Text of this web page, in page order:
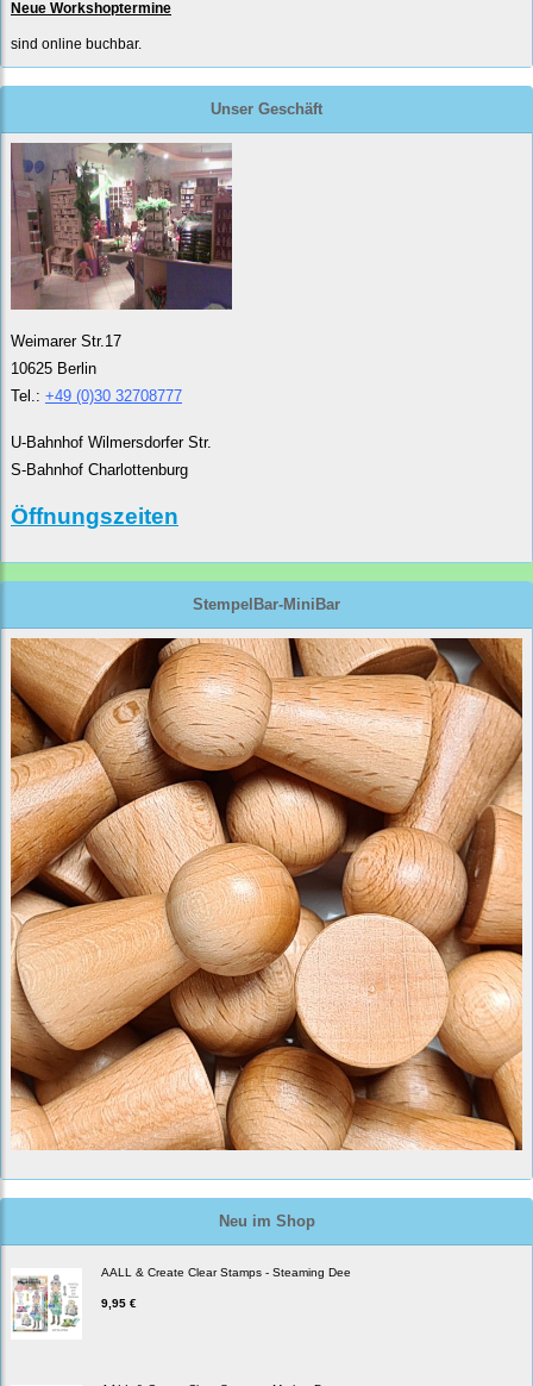
Neue Workshoptermine
sind online buchbar.
Unser Geschäft
Weimarer Str.17
10625 Berlin
Tel.: +49 (0)30 32708777
U-Bahnhof Wilmersdorfer Str.
S-Bahnhof Charlottenburg
Öffnungszeiten
StempelBar-MiniBar
Neu im Shop
AALL & Create Clear Stamps - Steaming Dee
9,95 €